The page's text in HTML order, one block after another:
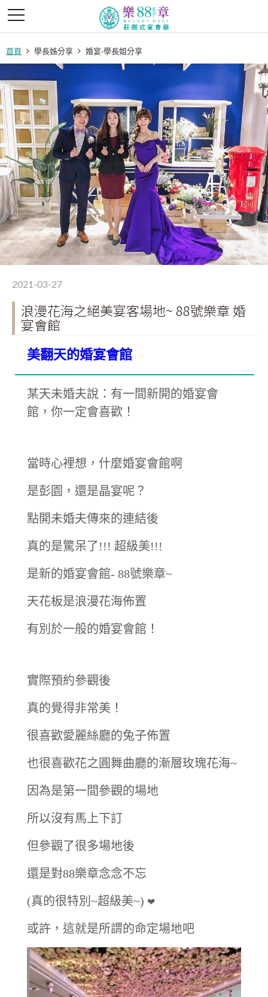
首頁 學長姊分享 婚宴-學長姐分享
2021-03-27
浪漫花海之絕美宴客場地~ 88號樂章 婚
宴會館
美翻天的婚宴會館
某天未婚夫說：有一間新開的婚宴會
館，你一定會喜歡！
當時心裡想，什麼婚宴會館啊
是彭園，還是晶宴呢？
點開未婚夫傳來的連結後
真的是驚呆了!!! 超級美!!!
是新的婚宴會館- 88號樂章~
天花板是浪漫花海佈置
有別於一般的婚宴會館！
實際預約參觀後
真的覺得非常美！
很喜歡愛麗絲廳的兔子佈置
也很喜歡花之圓舞曲廳的漸層玫瑰花海~
因為是第一間參觀的場地
所以沒有馬上下訂
但參觀了很多場地後
還是對88樂章念念不忘
(真的很特別~超級美~) ❤
或許，這就是所謂的命定場地吧